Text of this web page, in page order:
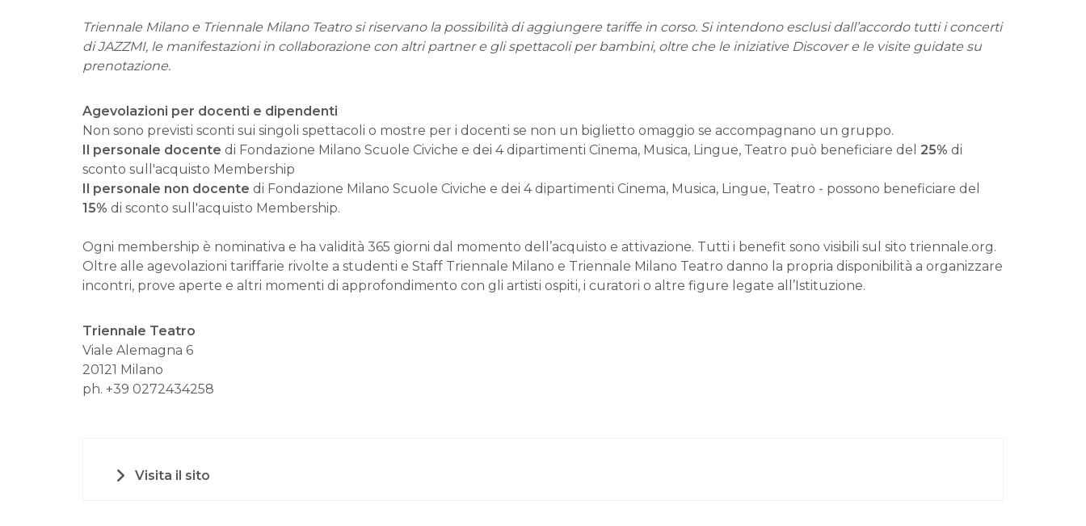
Triennale Milano e Triennale Milano Teatro si riservano la possibilità di aggiungere tariffe in corso. Si intendono esclusi dall’accordo tutti i concerti
di JAZZMI, le manifestazioni in collaborazione con altri partner e gli spettacoli per bambini, oltre che le iniziative Discover e le visite guidate su
prenotazione.
Agevolazioni per docenti e dipendenti
Non sono previsti sconti sui singoli spettacoli o mostre per i docenti se non un biglietto omaggio se accompagnano un gruppo.
Il personale docente di Fondazione Milano Scuole Civiche e dei 4 dipartimenti Cinema, Musica, Lingue, Teatro può beneficiare del 25% di
sconto sull'acquisto Membership
Il personale non docente di Fondazione Milano Scuole Civiche e dei 4 dipartimenti Cinema, Musica, Lingue, Teatro - possono beneficiare del
15% di sconto sull'acquisto Membership.
Ogni membership è nominativa e ha validità 365 giorni dal momento dell’acquisto e attivazione. Tutti i benefit sono visibili sul sito triennale.org.
Oltre alle agevolazioni tariffarie rivolte a studenti e Staff Triennale Milano e Triennale Milano Teatro danno la propria disponibilità a organizzare
incontri, prove aperte e altri momenti di approfondimento con gli artisti ospiti, i curatori o altre figure legate all’Istituzione.
Triennale Teatro
Viale Alemagna 6
20121 Milano
ph. +39 0272434258
Visita il sito